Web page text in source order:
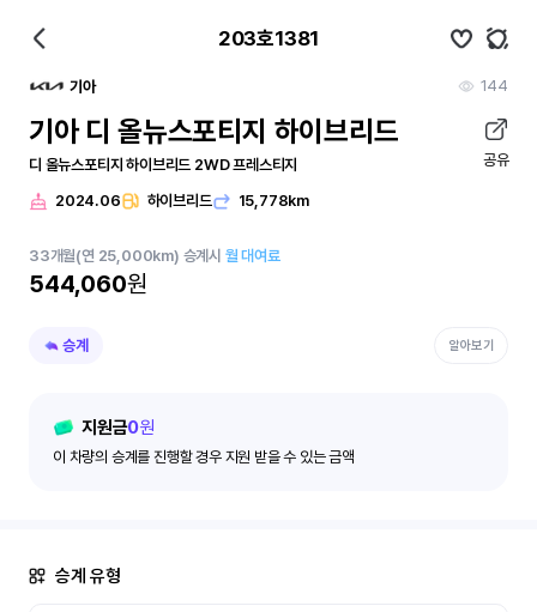
203호1381
기아 144
기아 디 올뉴스포티지 하이브리드
디 올뉴스포티지 하이브리드 2WD 프레스티지 공유
2024.06 하이브리드 15,778km
33개월(연 25,000km) 승계시 월 대여료
544,060원
승계 알아보기
지원금0원
이 차량의 승계를 진행할 경우 지원 받을 수 있는 금액
승계 유형